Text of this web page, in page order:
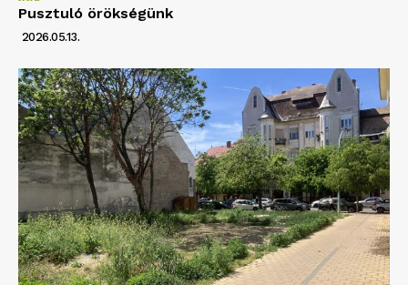
Pusztuló örökségünk
2026.05.13.